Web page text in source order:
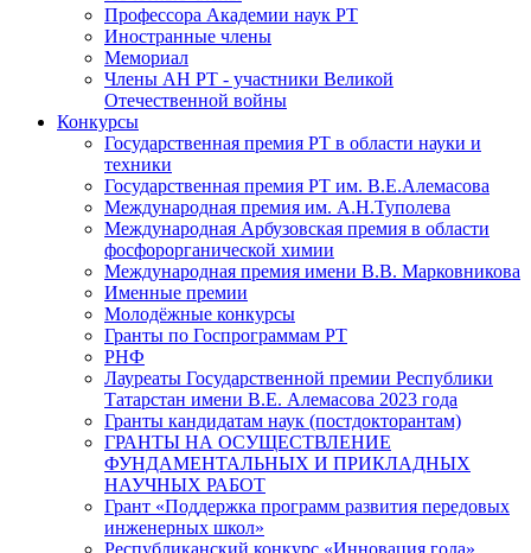
Профессора Академии наук РТ
Иностранные члены
Мемориал
Члены АН РТ - участники Великой
Отечественной войны
Конкурсы
Государственная премия РТ в области науки и
техники
Государственная премия РТ им. В.Е.Алемасова
Международная премия им. А.Н.Туполева
Международная Арбузовская премия в области
фосфорорганической химии
Международная премия имени В.В. Марковникова
Именные премии
Молодёжные конкурсы
Гранты по Госпрограммам РТ
РНФ
Лауреаты Государственной премии Республики
Татарстан имени В.Е. Алемасова 2023 года
Гранты кандидатам наук (постдокторантам)
ГРАНТЫ НА ОСУЩЕСТВЛЕНИЕ
ФУНДАМЕНТАЛЬНЫХ И ПРИКЛАДНЫХ
НАУЧНЫХ РАБОТ
Грант «Поддержка программ развития передовых
инженерных школ»
Республиканский конкурс «Инновация года»